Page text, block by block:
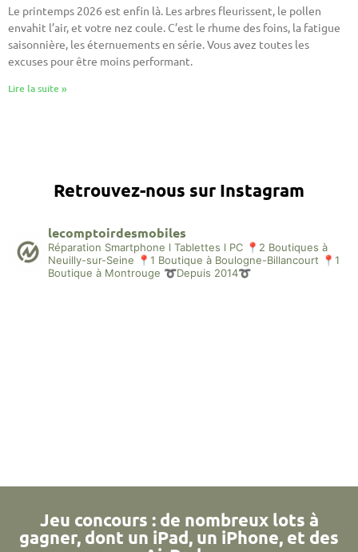
Le printemps 2026 est enfin là. Les arbres fleurissent, le pollen
envahit l’air, et votre nez coule. C’est le rhume des foins, la fatigue
saisonnière, les éternuements en série. Vous avez toutes les
excuses pour être moins performant.
Lire la suite »
Retrouvez-nous sur Instagram
lecomptoirdesmobiles
Réparation Smartphone l Tablettes l PC 📍2 Boutiques à
Neuilly-sur-Seine 📍1 Boutique à Boulogne-Billancourt 📍1
Boutique à Montrouge ➰Depuis 2014➰
Jeu concours : de nombreux lots à
gagner, dont un iPad, un iPhone, et des